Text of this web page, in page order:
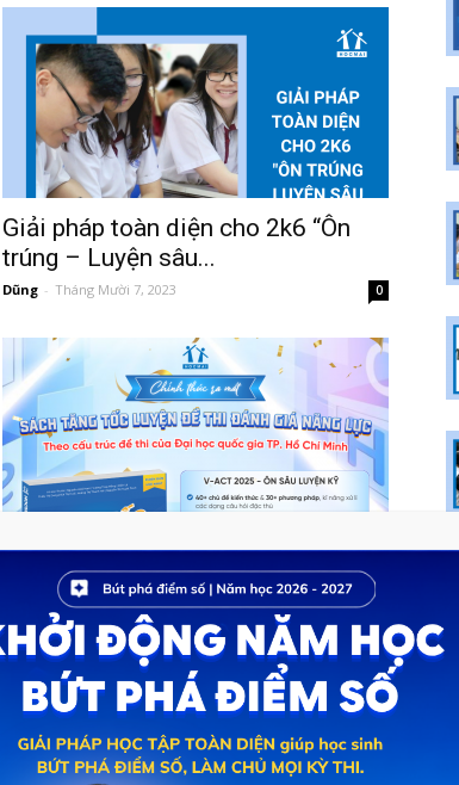
Giải pháp toàn diện cho 2k6 “Ôn
trúng – Luyện sâu...
Dũng - Tháng Mười 7, 2023 0
HOCMAI chính thức ra mắt sách
tăng tốc luyện thi đánh...
acq.hocmai Tháng Hai 26, 2025 0